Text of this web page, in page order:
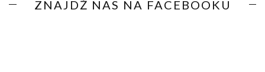
ZNAJDŹ NAS NA FACEBOOKU